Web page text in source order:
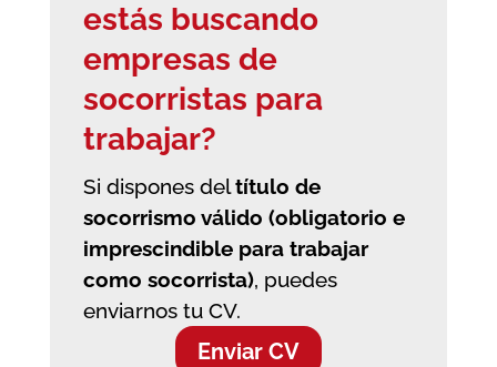
estás buscando
empresas de
socorristas para
trabajar?
Si dispones deltítulo de
socorrismo válido (obligatorio e
imprescindible para trabajar
como socorrista), puedes
enviarnos tu CV.
Enviar CV